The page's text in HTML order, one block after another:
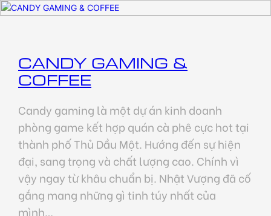
CANDY GAMING &
COFFEE
Candy gaming là một dự án kinh doanh
phòng game kết hợp quán cà phê cực hot tại
thành phố Thủ Dầu Một. Hướng đến sự hiện
đại, sang trọng và chất lượng cao. Chính vì
vậy ngay từ khâu chuẩn bị. Nhật Vượng đã cố
gắng mang những gì tinh túy nhất của
mình…